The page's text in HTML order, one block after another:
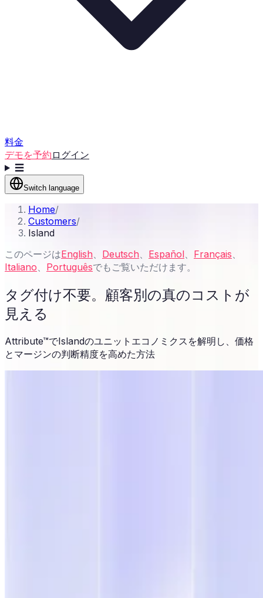
料金
デモを予約 ログイン
☰
Switch language
Home/
Customers/
Island
このページはEnglish、 Deutsch、 Español、 Français、
Italiano、 Portuguêsでもご覧いただけます。
タグ付け不要。顧客別の真のコストが
見える
Attribute™でIslandのユニットエコノミクスを解明し、価格
とマージンの判断精度を高めた方法